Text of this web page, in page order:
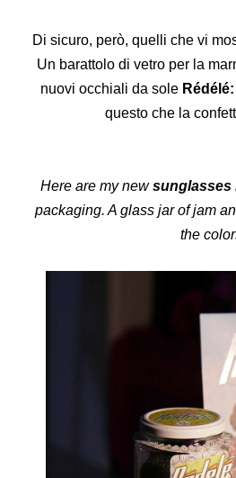
Di sicuro, però, quelli che vi
Un barattolo di vetro per la
nuovi occhiali da sole
questo che la
Here are my newsunglasses
packaging. A glass jar of jam
the